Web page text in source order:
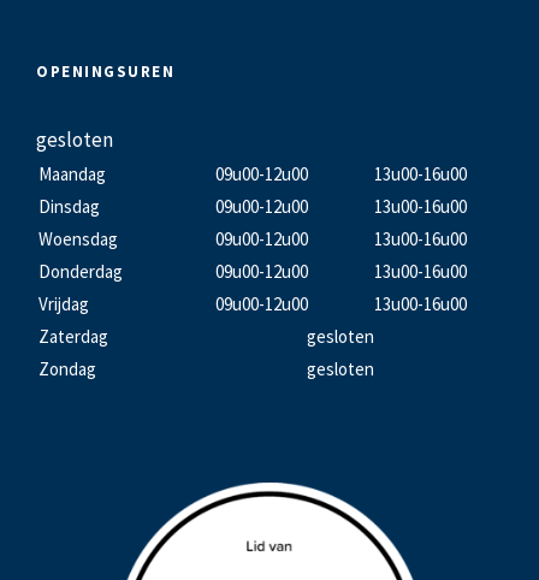
OPENINGSUREN
gesloten
Maandag 09u00-12u00
13u00-16u00
Dinsdag
09u00-12u00
13u00-16u00
Woensdag
09u00-12u00
13u00-16u00
Donderdag
09u00-12u00
13u00-16u00
Vrijdag
09u00-12u00
13u00-16u00
Zaterdag
gesloten
Zondag
gesloten